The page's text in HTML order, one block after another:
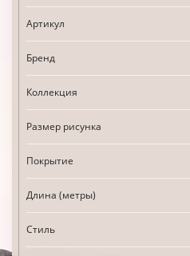
Артикул
Бренд
Коллекция
Размер рисунка
Покрытие
Длина (метры)
Стиль